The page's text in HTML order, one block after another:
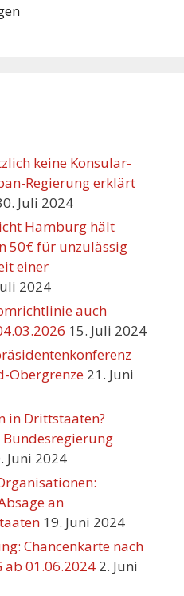
keine Konsular-
Regierung erklärt
Juli 2024
Hamburg hält
50€ für unzulässig
einer
2024
auch
15. Juli 2024
Obergrenze 21. Juni
in Drittstaaten?
Juni 2024
an
19. Juni 2024
Chancenkarte nach
ab 01.06.2024 2. Juni